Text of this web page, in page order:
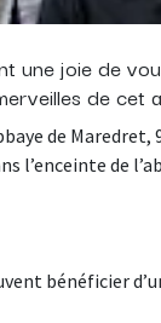
une joie de
de cet
de Maredret,
l’enceinte de
bénéficier